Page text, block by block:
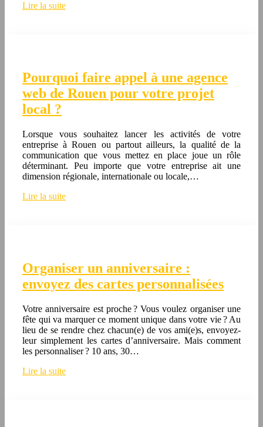
Lire la suite
Pourquoi faire appel à une agence
web de Rouen pour votre projet
local ?
Lorsque vous souhaitez lancer les activités de votre
entreprise à Rouen ou partout ailleurs, la qualité de la
communication que vous mettez en place joue un rôle
déterminant. Peu importe que votre entreprise ait une
dimension régionale, internationale ou locale,…
Lire la suite
Organiser un anniversaire :
envoyez des cartes personnalisées
Votre anniversaire est proche ? Vous voulez organiser une
fête qui va marquer ce moment unique dans votre vie ? Au
lieu de se rendre chez chacun(e) de vos ami(e)s, envoyez-
leur simplement les cartes d’anniversaire. Mais comment
les personnaliser ? 10 ans, 30…
Lire la suite